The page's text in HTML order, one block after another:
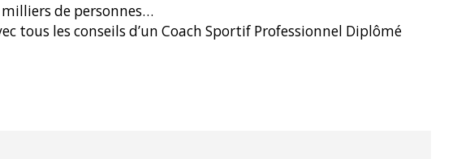
de personnes…
tous les conseils d’un Coach Sportif Professionnel Diplômé